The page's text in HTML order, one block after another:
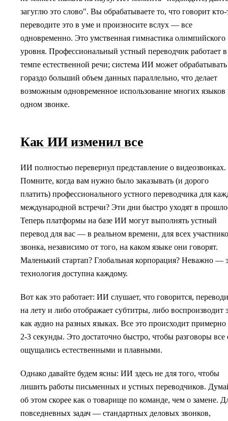
загуглю это слово". Вы обрабатываете то, что говорит кто-
переводите это в уме и произносите вслух — все
одновременно. Это умственная гимнастика олимпийского
уровня. Профессиональный устный переводчик работает в
темпе естественной речи; система ИИ может обрабатывать
гораздо больший объем данных параллельно, что делает
возможным одновременное использование многих языков
одном звонке.
Как ИИ изменил все
ИИ полностью перевернул представление о видеозвонках.
Помните, когда вам нужно было заказывать (и дорого
платить) профессионального устного переводчика для
международной встречи? Эти дни быстро уходят в
Теперь платформы на базе ИИ могут выполнять устный
перевод для вас — в реальном времени, для всех
звонка, независимо от того, на каком языке они говорят.
Маленький стартап? Глобальная корпорация? Неважно —
технология доступна каждому.
Вот как это работает: ИИ слушает, что говорится,
на лету и либо отображает субтитры, либо воспроизводит
как аудио на разных языках. Все это происходит примерно
2-3 секунды. Это достаточно быстро, чтобы разговоры все
ощущались естественными и плавными.
Однако давайте будем ясны: ИИ здесь не для того, чтобы
лишить работы письменных и устных переводчиков.
об этом скорее как о товарище по команде, чем о замене.
повседневных задач — стандартных деловых звонков,